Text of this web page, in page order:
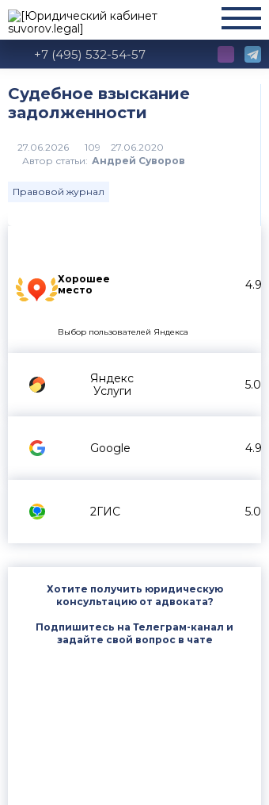
+7 (495) 532-54-57
Хорошее
место
4.9
Выбор пользователей Яндекса
Яндекс
Услуги
5.0
Google 4.9
2ГИС 5.0
Хотите получить юридическую
консультацию от адвоката?
Подпишитесь на Телеграм-канал и
задайте свой вопрос в чате
Судебное взыскание
задолженности
109
Автор статьи: Андрей Суворов
Правовой журнал